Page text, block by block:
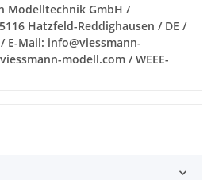
Modelltechnik GmbH /
Hatzfeld-Reddighausen / DE /
E-Mail: info@viessmann-
modell.com / WEEE-